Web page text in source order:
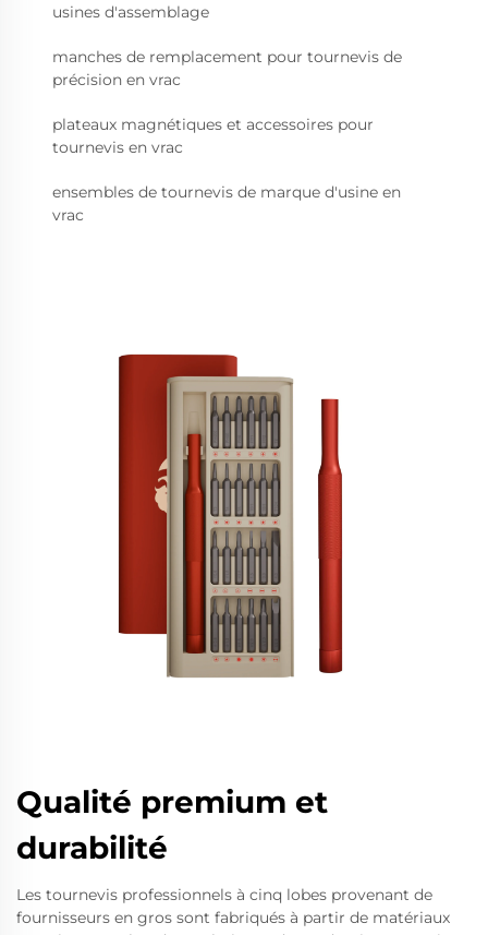
usines d'assemblage
manches de remplacement pour tournevis de
précision en vrac
plateaux magnétiques et accessoires pour
tournevis en vrac
ensembles de tournevis de marque d'usine en
vrac
Qualité premium et
durabilité
Les tournevis professionnels à cinq lobes provenant de
fournisseurs en gros sont fabriqués à partir de matériaux